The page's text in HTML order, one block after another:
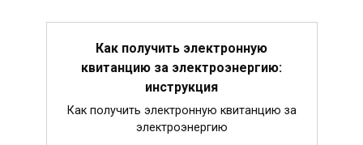
Как получить электронную
квитанцию за электроэнергию:
инструкция
Как получить электронную квитанцию за
электроэнергию